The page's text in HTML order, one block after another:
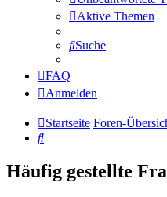
Aktive Themen
Suche
FAQ
Anmelden
Startseite Foren-
Suche
Häufig gestellte